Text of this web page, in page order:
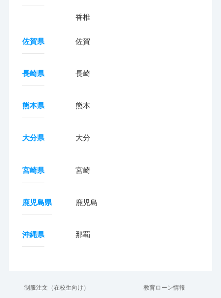
香椎
佐賀県 佐賀
長崎県 長崎
熊本県 熊本
大分県 大分
宮崎県 宮崎
鹿児島県 鹿児島
沖縄県 那覇
制服注文（在校生向け） 教育ローン情報